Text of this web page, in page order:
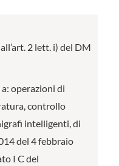
2 lett. i) del DM
a: operazioni di
controllo
intelligenti, di
del 4 febbraio
I C del